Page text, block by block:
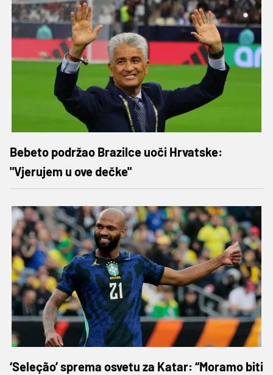
Bebeto podržao Brazilce uoči Hrvatske:
"Vjerujem u ove dečke"
‘Seleção’ sprema osvetu za Katar: “Moramo biti